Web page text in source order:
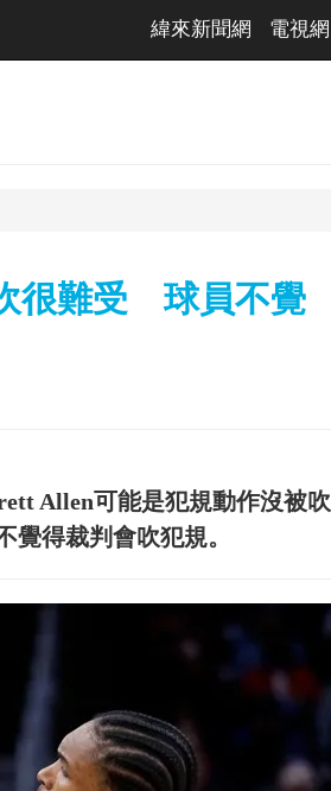
緯來新聞網 電視網
很難受 球員不覺
Allen可能是犯規動作沒被吹
覺得裁判會吹犯規。